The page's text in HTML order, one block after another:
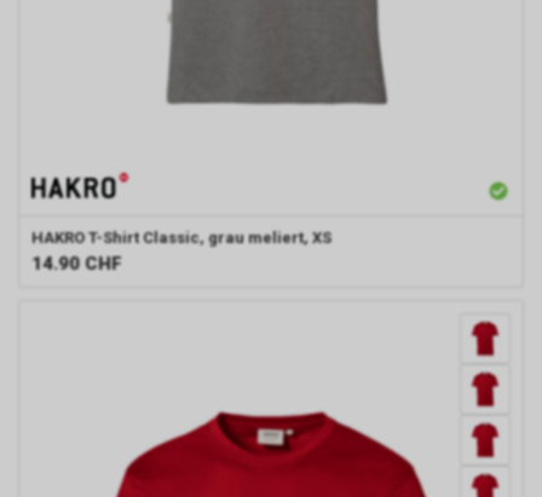
HAKRO T-Shirt Classic, grau meliert, XS
14.90 CHF